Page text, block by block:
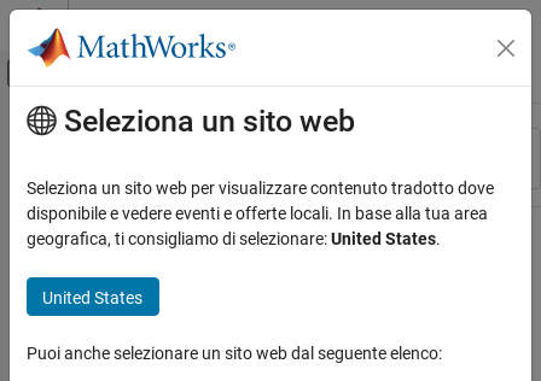
Vai al contenuto
Attiva/disattiva menu di navigazione
Risorsa
Stato
Contenuto principale
Seleziona un sito web
Seleziona un sito web per visualizzare contenuto tradotto dove
disponibile e vedere eventi e offerte locali. In base alla tua area
geografica, ti consigliamo di selezionare:United States.
United States
Puoi anche selezionare un sito web dal seguente elenco: